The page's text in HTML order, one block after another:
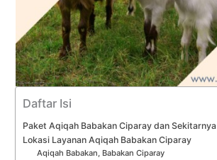
Daftar Isi
Paket Aqiqah Babakan Ciparay dan Sekitarnya
Lokasi Layanan Aqiqah Babakan Ciparay
Aqiqah Babakan, Babakan Ciparay